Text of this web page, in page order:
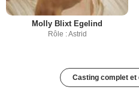
Molly Blixt Egelind
Rôle : Astrid
Casting complet et